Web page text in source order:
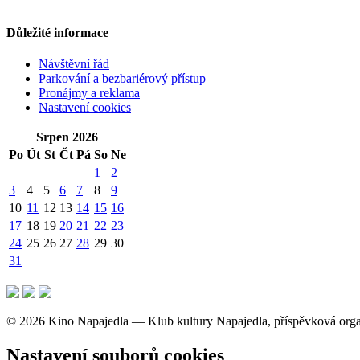
Důležité informace
Návštěvní řád
Parkování a bezbariérový přístup
Pronájmy a reklama
Nastavení cookies
Srpen 2026
Po Út St Čt Pá So Ne
1
2
3
4 5 6 7 8
9
10 11 12 13 14 15 16
17 18 19 20 21 22 23
24 25 26 27 28 29 30
31
© 2026 Kino Napajedla — Klub kultury Napajedla, příspěvková
Nastavení souborů cookies